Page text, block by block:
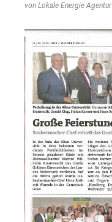
von Lokale Energie Agentur